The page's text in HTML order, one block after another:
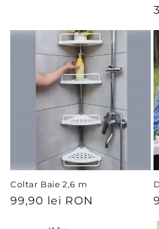
Coltar Baie 2,6 m
Preț
99,90 lei RON